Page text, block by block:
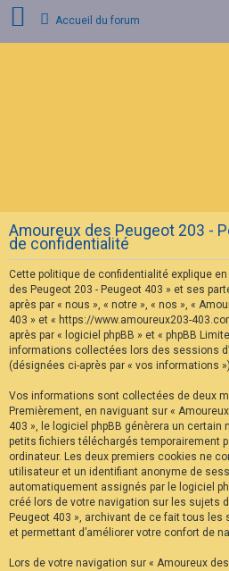
I
n
s
c
r
i
p
t
i
o
n
F
A
Q
Accueil du forum
Amoureux des Peugeot 203 -
de confidentialité
Cette politique de confidentialité explique
des Peugeot 203 - Peugeot 403 » et ses
après par « nous », « notre », « nos », «
403 » et « https://www.amoureux203-
après par « logiciel phpBB » et « phpBB
informations collectées lors des sessions
(désignées ci-après par « vos informations
Vos informations sont collectées de deux
Premièrement, en naviguant sur «
403 », le logiciel phpBB génèrera un
petits fichiers téléchargés temporairement
ordinateur. Les deux premiers cookies ne
utilisateur et un identifiant anonyme de
automatiquement assignés par le logiciel
créé lors de votre navigation sur les sujets
Peugeot 403 », archivant de ce fait tous
et permettant d’améliorer votre confort de
Lors de votre navigation sur « Amoureux